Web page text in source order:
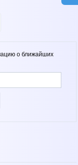
о ближайших